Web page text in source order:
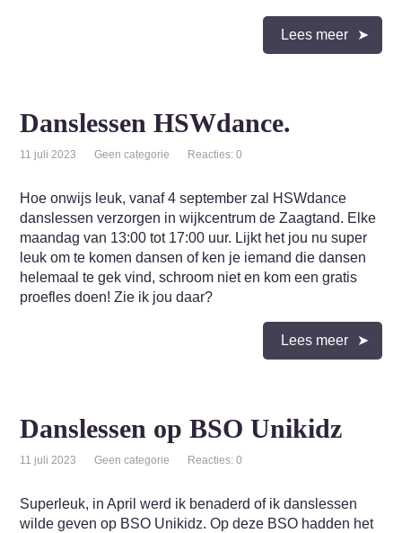
Lees meer
Danslessen HSWdance.
11 juli 2023 Geen categorie Reacties: 0
Hoe onwijs leuk, vanaf 4 september zal HSWdance
danslessen verzorgen in wijkcentrum de Zaagtand. Elke
maandag van 13:00 tot 17:00 uur. Lijkt het jou nu super
leuk om te komen dansen of ken je iemand die dansen
helemaal te gek vind, schroom niet en kom een gratis
proefles doen! Zie ik jou daar?
Lees meer
Danslessen op BSO Unikidz
11 juli 2023 Geen categorie Reacties: 0
Superleuk, in April werd ik benaderd of ik danslessen
wilde geven op BSO Unikidz. Op deze BSO hadden het